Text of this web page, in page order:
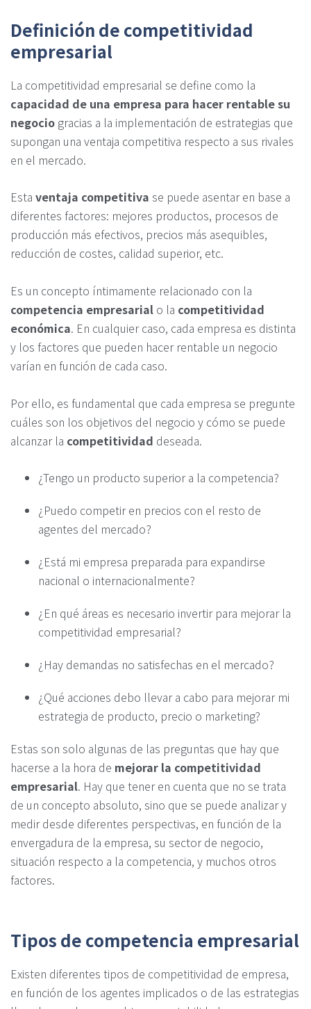
Definición de competitividad
empresarial
La competitividad empresarial se define como la
capacidad de una empresa para hacer rentable su
negocio gracias a la implementación de estrategias que
supongan una ventaja competitiva respecto a sus rivales
en el mercado.
Esta ventaja competitiva se puede asentar en base a
diferentes factores: mejores productos, procesos de
producción más efectivos, precios más asequibles,
reducción de costes, calidad superior, etc.
Es un concepto íntimamente relacionado con la
competencia empresarial o la competitividad
económica. En cualquier caso, cada empresa es distinta
y los factores que pueden hacer rentable un negocio
varían en función de cada caso.
Por ello, es fundamental que cada empresa se pregunte
cuáles son los objetivos del negocio y cómo se puede
alcanzar la competitividad deseada.
¿Tengo un producto superior a la competencia?
¿Puedo competir en precios con el resto de
agentes del mercado?
¿Está mi empresa preparada para expandirse
nacional o internacionalmente?
¿En qué áreas es necesario invertir para mejorar la
competitividad empresarial?
¿Hay demandas no satisfechas en el mercado?
¿Qué acciones debo llevar a cabo para mejorar mi
estrategia de producto, precio o marketing?
Estas son solo algunas de las preguntas que hay que
hacerse a la hora de mejorar la competitividad
empresarial. Hay que tener en cuenta que no se trata
de un concepto absoluto, sino que se puede analizar y
medir desde diferentes perspectivas, en función de la
envergadura de la empresa, su sector de negocio,
situación respecto a la competencia, y muchos otros
factores.
Tipos de competencia empresarial
Existen diferentes tipos de competitividad de empresa,
en función de los agentes implicados o de las estrategias